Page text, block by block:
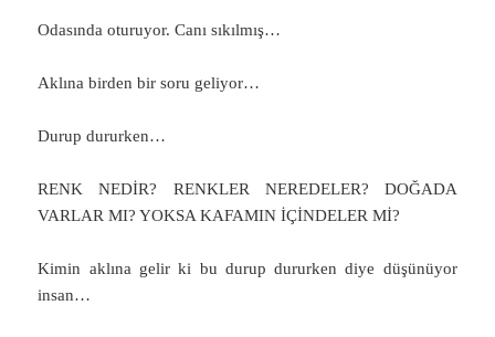
Odasında oturuyor. Canı sıkılmış…
Aklına birden bir soru geliyor…
Durup dururken…
RENK NEDİR? RENKLER NEREDELER? DOĞADA
VARLAR MI? YOKSA KAFAMIN İÇİNDELER Mİ?
Kimin aklına gelir ki bu durup dururken diye düşünüyor
insan…